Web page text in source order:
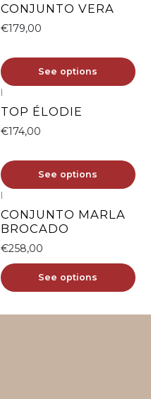
CONJUNTO VERA
€179,00
See options
|
TOP ÉLODIE
€174,00
See options
|
CONJUNTO MARLA
BROCADO
€258,00
See options